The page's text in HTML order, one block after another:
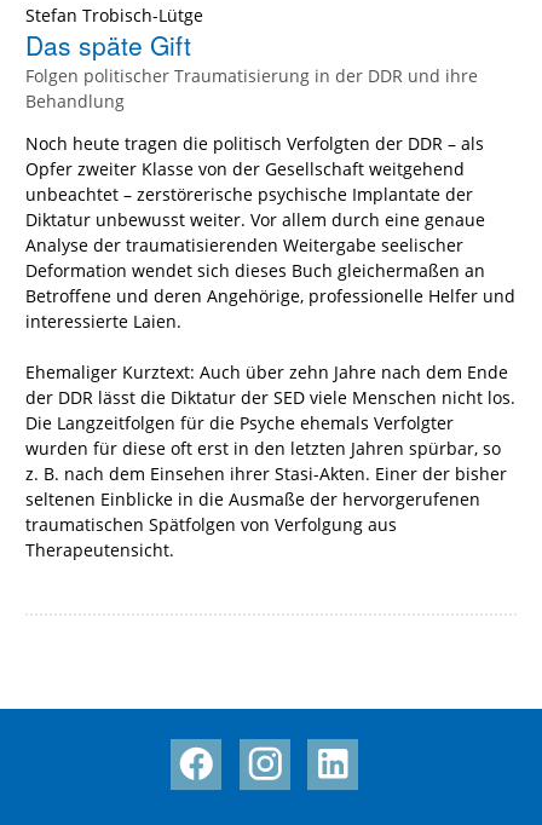
Stefan Trobisch-Lütge
Das späte Gift
Folgen politischer Traumatisierung in der DDR und ihre
Behandlung
Noch heute tragen die politisch Verfolgten der DDR – als
Opfer zweiter Klasse von der Gesellschaft weitgehend
unbeachtet – zerstörerische psychische Implantate der
Diktatur unbewusst weiter. Vor allem durch eine genaue
Analyse der traumatisierenden Weitergabe seelischer
Deformation wendet sich dieses Buch gleichermaßen an
Betroffene und deren Angehörige, professionelle Helfer und
interessierte Laien.
Ehemaliger Kurztext: Auch über zehn Jahre nach dem Ende
der DDR lässt die Diktatur der SED viele Menschen nicht los.
Die Langzeitfolgen für die Psyche ehemals Verfolgter
wurden für diese oft erst in den letzten Jahren spürbar, so
z. B. nach dem Einsehen ihrer Stasi-Akten. Einer der bisher
seltenen Einblicke in die Ausmaße der hervorgerufenen
traumatischen Spätfolgen von Verfolgung aus
Therapeutensicht.